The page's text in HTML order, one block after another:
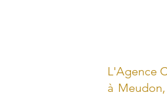
L'Agence
à